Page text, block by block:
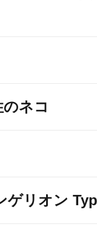
ネコ
ゲリオン